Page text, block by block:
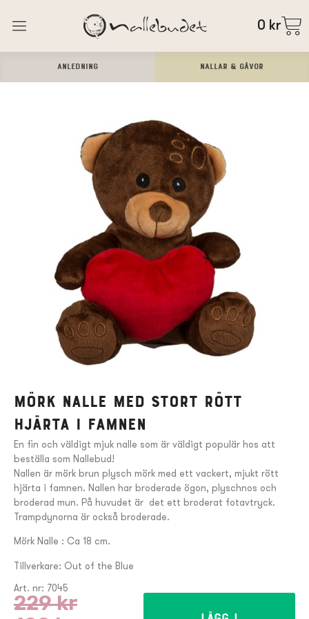
0 kr
ANLEDNING Nallar & Gåvor
Mörk nalle med stort rött
hjärta i famnen
En fin och väldigt mjuk nalle som är väldigt populär hos att
beställa som Nallebud!
Nallen är mörk brun plysch mörk med ett vackert, mjukt rött
hjärta i famnen. Nallen har broderade ögon, plyschnos och
broderad mun. På huvudet är det ett broderat fotavtryck.
Trampdynorna är också broderade.
Mörk Nalle : Ca 18 cm.
Tillverkare: Out of the Blue
Art. nr: 7045
229kr